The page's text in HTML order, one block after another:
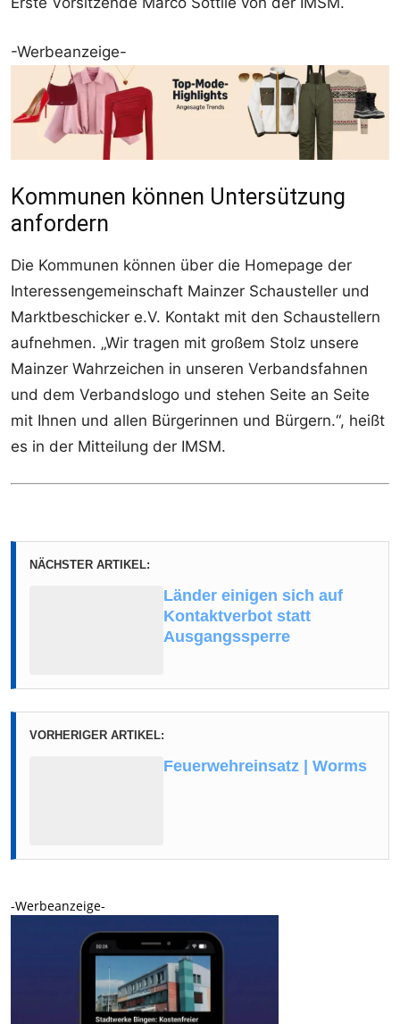
-Werbeanzeige-
Kommunen können Untersützung
anfordern
Die Kommunen können über die Homepage der
Interessengemeinschaft Mainzer Schausteller und
Marktbeschicker e.V. Kontakt mit den Schaustellern
aufnehmen. „Wir tragen mit großem Stolz unsere
Mainzer Wahrzeichen in unseren Verbandsfahnen
und dem Verbandslogo und stehen Seite an Seite
mit Ihnen und allen Bürgerinnen und Bürgern.“, heißt
es in der Mitteilung der IMSM.
NÄCHSTER ARTIKEL:
Länder einigen sich auf
Kontaktverbot statt
Ausgangssperre
VORHERIGER ARTIKEL:
Feuerwehreinsatz | Worms
-Werbeanzeige-